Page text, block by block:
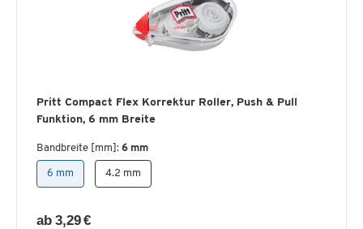
Pritt Compact Flex Korrektur Roller, Push & Pull
Funktion, 6 mm Breite
Bandbreite [mm]: 6 mm
6 mm 4.2 mm
ab 3,29 €